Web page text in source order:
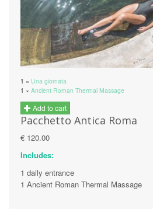
1 × Una giornata
1 × Ancient Roman Thermal Massage
Add to cart
Pacchetto Antica Roma
€ 120.00
Includes:
1 daily entrance
1 Ancient Roman Thermal Massage